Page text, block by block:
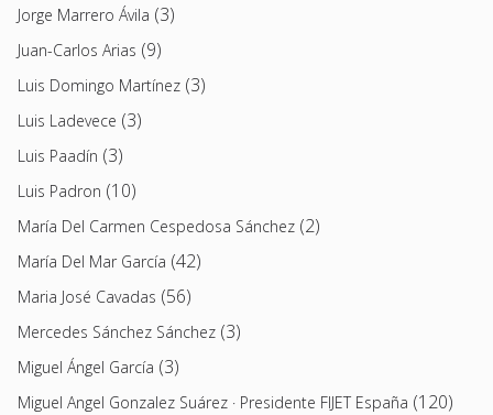
Jorge Marrero Ávila (3)
Juan-Carlos Arias (9)
Luis Domingo Martínez (3)
Luis Ladevece (3)
Luis Paadín (3)
Luis Padron (10)
María Del Carmen Cespedosa Sánchez (2)
María Del Mar García (42)
Maria José Cavadas (56)
Mercedes Sánchez Sánchez (3)
Miguel Ángel García (3)
Miguel Angel Gonzalez Suárez · Presidente FIJET España (120)